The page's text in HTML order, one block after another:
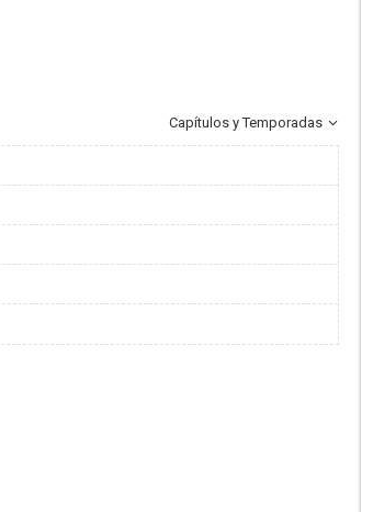
Capítulos y Temporadas